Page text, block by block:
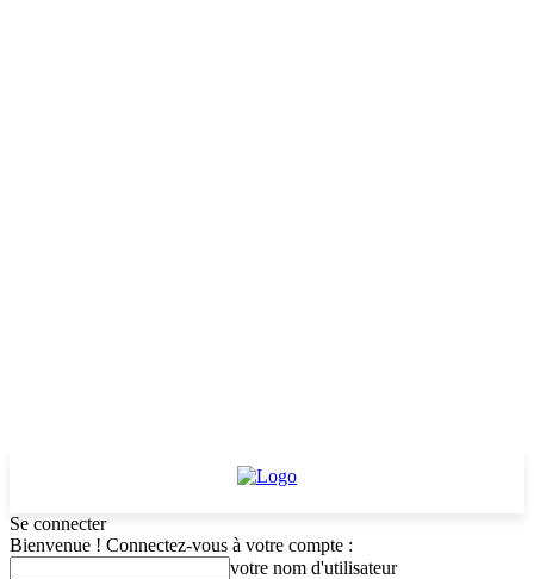
Se connecter
Bienvenue ! Connectez-vous à votre compte :
votre nom d'utilisateur